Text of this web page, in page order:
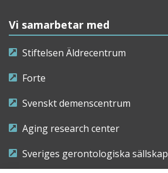
Vi samarbetar med
Stiftelsen Äldrecentrum
Forte
Svenskt demenscentrum
Aging research center
Sveriges gerontologiska sällskap